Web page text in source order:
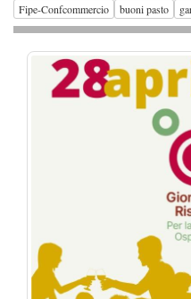
Fipe-Confcommercio buoni pasto